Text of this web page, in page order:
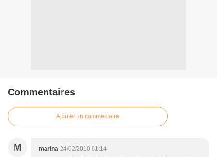
Commentaires
Ajouter un commentaire
M marina 24/02/2010 01:14